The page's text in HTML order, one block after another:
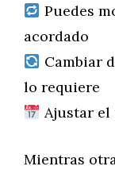
Puedes
acordado
Cambiar
lo requiere
Ajustar el
Mientras